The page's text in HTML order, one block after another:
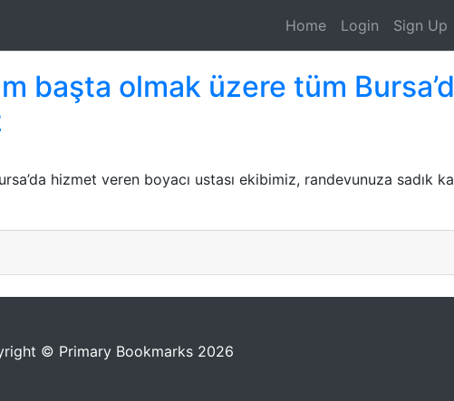
Home Login Sign Up
başta olmak üzere tüm
hizmet veren boyacı ustası ekibimiz, randevunuza sadık
© Primary Bookmarks 2026